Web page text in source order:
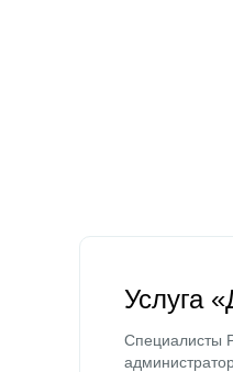
Услуга
Специалисты